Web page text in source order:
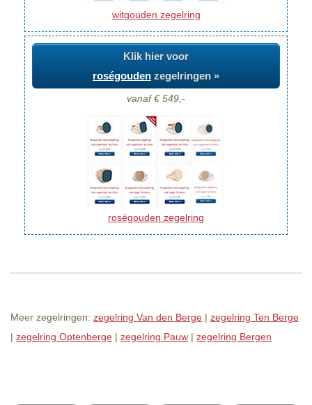
witgouden zegelring
Klik hier voor
roségouden zegelringen »
vanaf € 549,-
roségouden zegelring
Meer zegelringen: zegelring Van den Berge | zegelring Ten Berge
| zegelring Optenberge | zegelring Pauw | zegelring Bergen